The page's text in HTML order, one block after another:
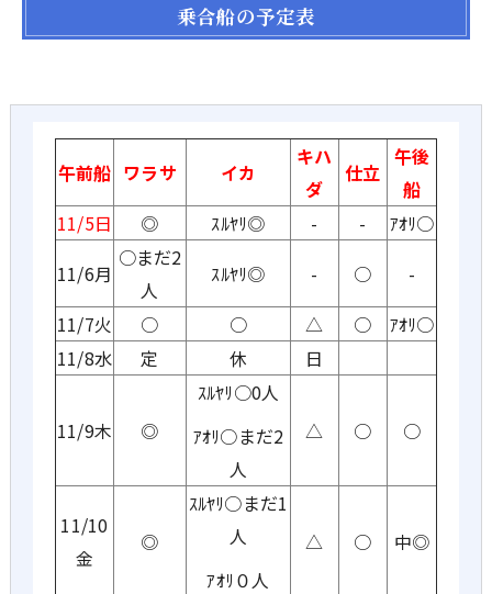
乗合船の予定表
午前船 ワラサ イカ
キハ
ダ
仕立
午後
船
11/5日
◎ ｽﾙﾔﾘ◎ - -
ｱｵﾘ○
11/6月
○まだ2
人
ｽﾙﾔﾘ◎ - ○
-
11/7火
○ ○ △ ○
ｱｵﾘ○
11/8水
定 休 日
11/9木 ◎
ｽﾙﾔﾘ○0人
ｱｵﾘ○まだ2
人
△ ○ ○
11/10
金
◎
ｽﾙﾔﾘ○まだ1
人
ｱｵﾘ０人
△ ○ 中◎